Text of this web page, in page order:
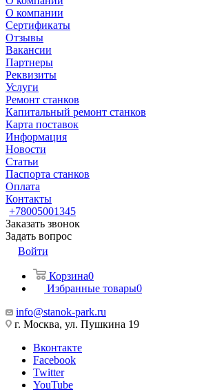
О компании
Сертификаты
Отзывы
Вакансии
Партнеры
Реквизиты
Услуги
Ремонт станков
Капитальный ремонт станков
Карта поставок
Информация
Новости
Статьи
Паспорта станков
Оплата
Контакты
+78005001345
Заказать звонок
Задать вопрос
Войти
Корзина0
Избранные товары0
info@stanok-park.ru
г. Москва, ул. Пушкина 19
Вконтакте
Facebook
Twitter
YouTube